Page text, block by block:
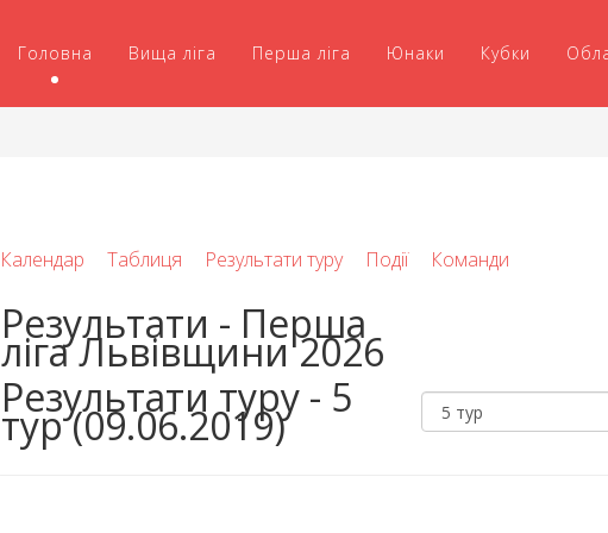
Головна Вища ліга Перша ліга Юнаки Кубки
Календар Таблиця Результати туру Події Команди
Результати - Перша
ліга Львівщини 2026
Результати туру - 5
тур (09.06.2019)